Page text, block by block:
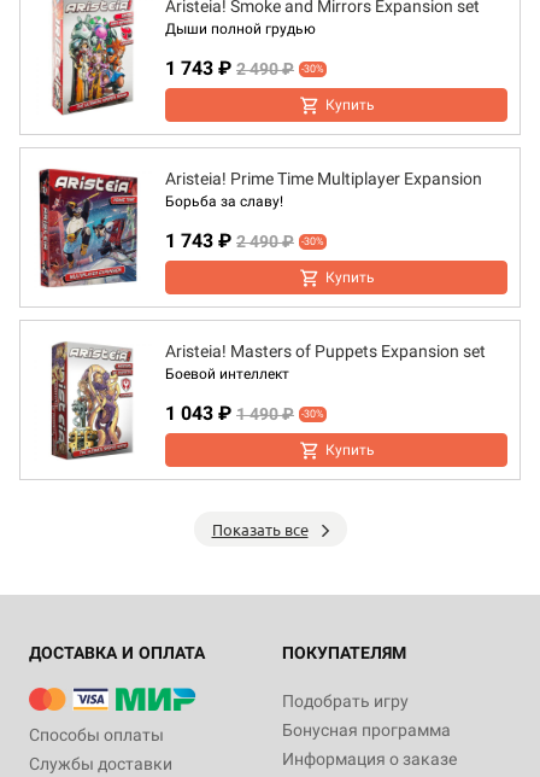
Aristeia! Smoke and Mirrors Expansion set
Дыши полной грудью
1 743 ₽ 2 490 ₽ -30%
Купить
Aristeia! Prime Time Multiplayer Expansion
Борьба за славу!
1 743 ₽ 2 490 ₽ -30%
Купить
Aristeia! Masters of Puppets Expansion set
Боевой интеллект
1 043 ₽ 1 490 ₽ -30%
Купить
Показать все
ДОСТАВКА И ОПЛАТА
Способы оплаты
Службы доставки
ПОКУПАТЕЛЯМ
Подобрать игру
Бонусная программа
Информация о заказе